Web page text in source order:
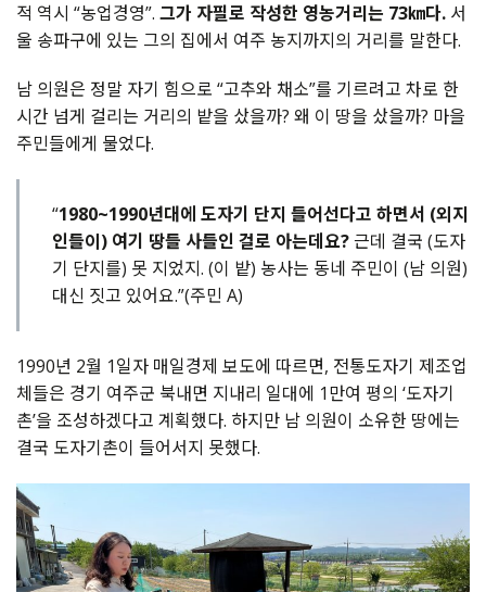
적 역시 “농업경영”. 그가 자필로 작성한 영농거리는 73㎞다. 서
울 송파구에 있는 그의 집에서 여주 농지까지의 거리를 말한다.
남 의원은 정말 자기 힘으로 “고추와 채소”를 기르려고 차로 한
시간 넘게 걸리는 거리의 밭을 샀을까? 왜 이 땅을 샀을까? 마을
주민들에게 물었다.
“1980~1990년대에 도자기 단지 들어선다고 하면서 (외지
인들이) 여기 땅들 사들인 걸로 아는데요?근데 결국 (도자
기 단지를) 못 지었지. (이 밭) 농사는 동네 주민이 (남 의원)
대신 짓고 있어요.”(주민 A)
1990년 2월 1일자 매일경제 보도에 따르면, 전통도자기 제조업
체들은 경기 여주군 북내면 지내리 일대에 1만여 평의 ‘도자기
촌’을 조성하겠다고 계획했다. 하지만 남 의원이 소유한 땅에는
결국 도자기촌이 들어서지 못했다.